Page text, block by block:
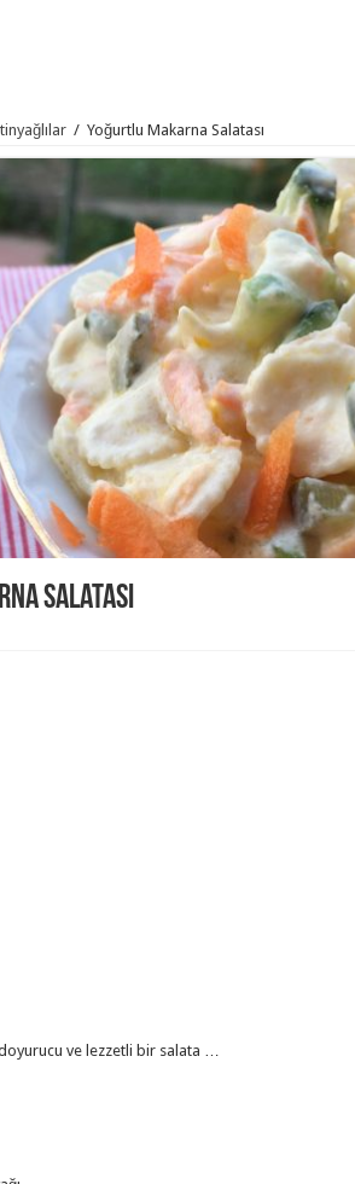
/ Yoğurtlu Makarna Salatası
Salatası
ve lezzetli bir salata …